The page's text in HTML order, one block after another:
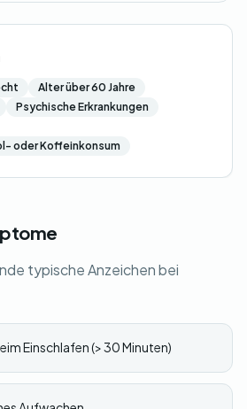
Alter über 60 Jahre
Psychische Erkrankungen
oder Koffeinkonsum
typische Anzeichen bei
Einschlafen (> 30 Minuten)